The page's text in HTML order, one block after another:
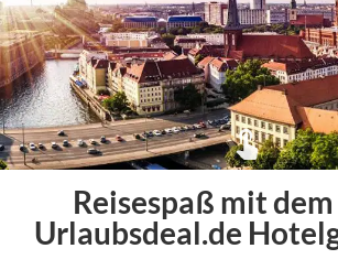
Reisespaß mit
Urlaubsdeal.de